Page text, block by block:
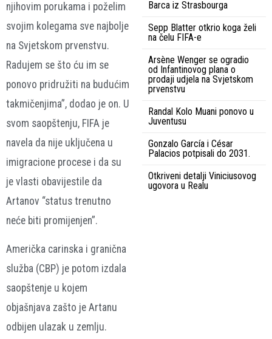
njihovim porukama i poželim
svojim kolegama sve najbolje
na Svjetskom prvenstvu.
Radujem se što ću im se
ponovo pridružiti na budućim
takmičenjima”, dodao je on. U
svom saopštenju, FIFA je
navela da nije uključena u
imigracione procese i da su
je vlasti obavijestile da
Artanov “status trenutno
neće biti promijenjen”.
Američka carinska i granična
služba (CBP) je potom izdala
saopštenje u kojem
objašnjava zašto je Artanu
odbijen ulazak u zemlju.
Barca iz Strasbourga
Sepp Blatter otkrio koga želi
na čelu FIFA-e
Arsène Wenger se ogradio
od Infantinovog plana o
prodaji udjela na Svjetskom
prvenstvu
Randal Kolo Muani ponovo u
Juventusu
Gonzalo García i César
Palacios potpisali do 2031.
Otkriveni detalji Viniciusovog
ugovora u Realu